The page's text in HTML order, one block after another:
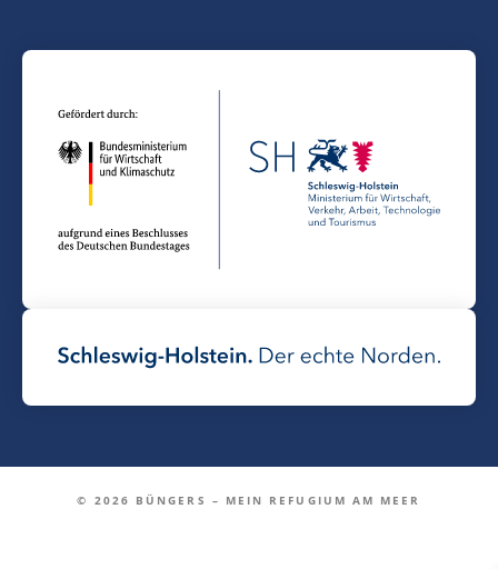
© 2026 BÜNGERS – MEIN REFUGIUM AM MEER